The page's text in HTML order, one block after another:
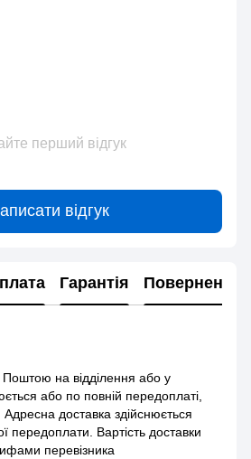
перший відгук
відгук
Гарантія Повернення
на відділення або у
або по повній передоплаті,
доставка здійснюється
передоплати. Вартість доставки
перевізника